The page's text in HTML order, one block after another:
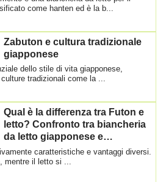
come hanten ed è la b...
Zabuton e cultura tradizionale
giapponese
dello stile di vita giapponese,
tradizionali come la ...
Qual è la differenza tra Futon e
letto? Confronto tra biancheria
da letto giapponese e
occidentalecaratteristiche e vantaggi diversi.
mentre il letto si ...